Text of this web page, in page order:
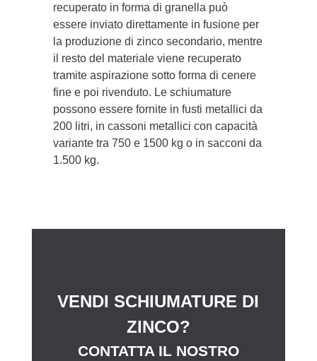
recuperato in forma di granella può
essere inviato direttamente in fusione per
la produzione di zinco secondario, mentre
il resto del materiale viene recuperato
tramite aspirazione sotto forma di cenere
fine e poi rivenduto. Le schiumature
possono essere fornite in fusti metallici da
200 litri, in cassoni metallici con capacità
variante tra 750 e 1500 kg o in sacconi da
1.500 kg.
VENDI SCHIUMATURE DI
ZINCO?
CONTATTA IL NOSTRO